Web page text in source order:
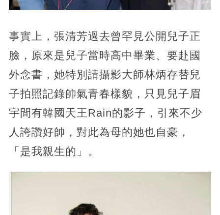
事實上，張清芳過去曾罕見公開兒子正
臉，原來是兒子當時高中畢業、要赴國
外念書，她特別請攝影大師林炳存替兒
子拍照記錄帥氣青春樣貌，只見兒子眉
宇間有韓國天王Rain的影子，引來不少
人誇讚好帥，對此為母的她也自豪，
「是我親生的」。